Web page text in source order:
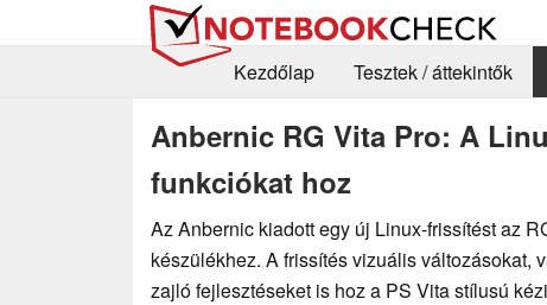
Kezdőlap
Tesztek / áttekintők
Anbernic RG Vita Pro: A
funkciókat hoz
Az Anbernic kiadott egy új Linux-frissítést az
készülékhez. A frissítés vizuális változásokat,
zajló fejlesztéseket is hoz a PS Vita stílusú